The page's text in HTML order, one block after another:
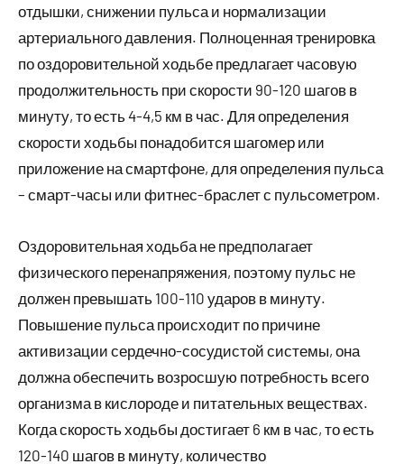
отдышки, снижении пульса и нормализации
артериального давления. Полноценная тренировка
по оздоровительной ходьбе предлагает часовую
продолжительность при скорости 90-120 шагов в
минуту, то есть 4-4,5 км в час. Для определения
скорости ходьбы понадобится шагомер или
приложение на смартфоне, для определения пульса
– смарт-часы или фитнес-браслет с пульсометром.
Оздоровительная ходьба не предполагает
физического перенапряжения, поэтому пульс не
должен превышать 100-110 ударов в минуту.
Повышение пульса происходит по причине
активизации сердечно-сосудистой системы, она
должна обеспечить возросшую потребность всего
организма в кислороде и питательных веществах.
Когда скорость ходьбы достигает 6 км в час, то есть
120-140 шагов в минуту, количество